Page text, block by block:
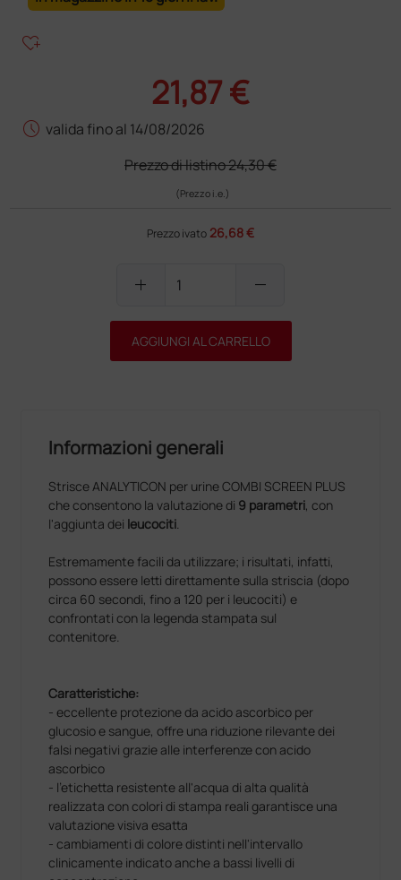
heart_plus
21,87 €
schedule valida fino al 14/08/2026
Prezzo di listino24,30 €
(Prezzo i.e.)
Prezzo ivato 26,68 €
add remove
AGGIUNGI AL CARRELLO
Informazioni generali
Strisce ANALYTICON per urine COMBI SCREEN PLUS
che consentono la valutazione di 9 parametri, con
l'aggiunta dei leucociti
Estremamente facili da utilizzare; i risultati, infatti,
possono essere letti direttamente sulla striscia (dopo
circa 60 secondi, fino a 120 per i leucociti) e
confrontati con la legenda stampata sul
contenitore.
Caratteristiche:
- eccellente protezione da acido ascorbico per
glucosio e sangue, offre una riduzione rilevante dei
falsi negativi grazie alle interferenze con acido
ascorbico
- l’etichetta resistente all'acqua di alta qualità
realizzata con colori di stampa reali garantisce una
valutazione visiva esatta
- cambiamenti di colore distinti nell'intervallo
clinicamente indicato anche a bassi livelli di